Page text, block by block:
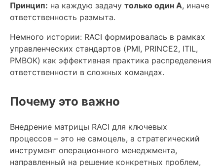
Принцип: на каждую задачу только один A, иначе
ответственность размыта.
Немного истории: RACI формировалась в рамках
управленческих стандартов (PMI, PRINCE2, ITIL,
PMBOK) как эффективная практика распределения
ответственности в сложных командах.
Почему это важно
Внедрение матрицы RACI для ключевых
процессов – это не самоцель, а стратегический
инструмент операционного менеджмента,
направленный на решение конкретных проблем,